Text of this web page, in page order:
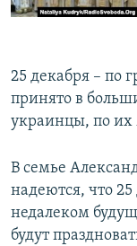
25 декабря – по
принято в
украинцы, по их
В семье
надеются, что
недалеком
будут